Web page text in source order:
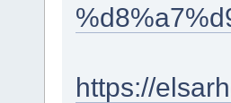
https://